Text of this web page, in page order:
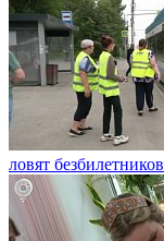
ловят